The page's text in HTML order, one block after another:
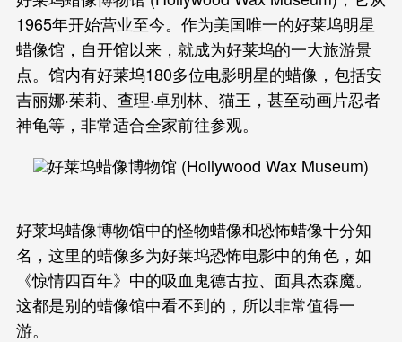
1965年开始营业至今。作为美国唯一的好莱坞明星
蜡像馆，自开馆以来，就成为好莱坞的一大旅游景
点。馆内有好莱坞180多位电影明星的蜡像，包括安
吉丽娜·茱莉、查理·卓别林、猫王，甚至动画片忍者
神龟等，非常适合全家前往参观。
好莱坞蜡像博物馆中的怪物蜡像和恐怖蜡像十分知
名，这里的蜡像多为好莱坞恐怖电影中的角色，如
《惊情四百年》中的吸血鬼德古拉、面具杰森魔。
这都是别的蜡像馆中看不到的，所以非常值得一
游。